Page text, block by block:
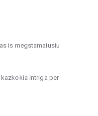
is megstamaiusiu
intriga per